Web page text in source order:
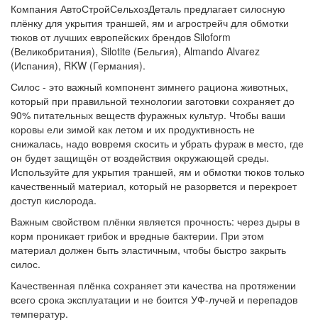
Компания АвтоСтройСельхозДеталь предлагает силосную
плёнку для укрытия траншей, ям и агрострейч для обмотки
тюков от лучших европейских брендов Siloform
(Великобритания), Silotite (Бельгия), Almando Alvarez
(Испания), RKW (Германия).
Силос - это важный компонент зимнего рациона животных,
который при правильной технологии заготовки сохраняет до
90% питательных веществ фуражных культур. Чтобы ваши
коровы ели зимой как летом и их продуктивность не
снижалась, надо вовремя скосить и убрать фураж в место, где
он будет защищён от воздействия окружающей среды.
Используйте для укрытия траншей, ям и обмотки тюков только
качественный материал, который не разорвется и перекроет
доступ кислорода.
Важным свойством плёнки является прочность: через дыры в
корм проникает грибок и вредные бактерии. При этом
материал должен быть эластичным, чтобы быстро закрыть
силос.
Качественная плёнка сохраняет эти качества на протяжении
всего срока эксплуатации и не боится УФ-лучей и перепадов
температур.